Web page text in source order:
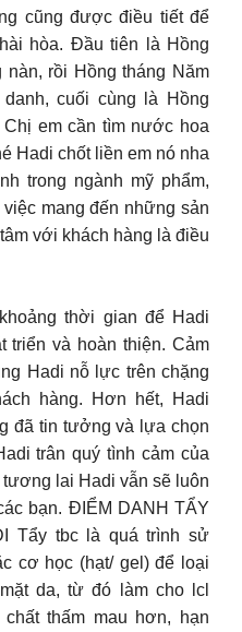
cũng được điều tiết để
hòa. Đầu tiên là Hồng
rồi Hồng tháng Năm
cuối cùng là Hồng
em cần tìm nước hoa
Hadi chốt liền em nó nha
trong ngành mỹ phẩm,
mang đến những sản
với khách hàng là điều
thời gian để Hadi
triển và hoàn thiện. Cảm
Hadi nỗ lực trên chặng
hàng. Hơn hết, Hadi
đã tin tưởng và lựa chọn
trân quý tình cảm của
lai Hadi vẫn sẽ luôn
bạn. ĐIỂM DANH TẨY
Tẩy tbc là quá trình sử
cơ học (hạt/ gel) để loại
da, từ đó làm cho lcl
thấm mau hơn, hạn